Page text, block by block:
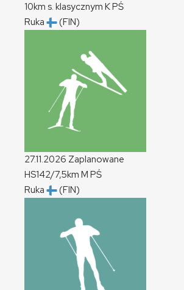
10km s. klasycznym KPŚ
Ruka
(FIN)
27.11.2026 Zaplanowane
HS142/7,5km M PŚ
Ruka
(FIN)